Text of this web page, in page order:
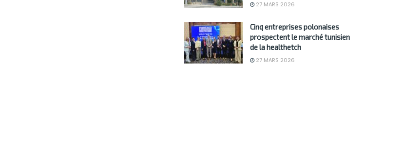
27 MARS 2026
Cinq entreprises polonaises
prospectent le marché tunisien
de la healthetch
27 MARS 2026